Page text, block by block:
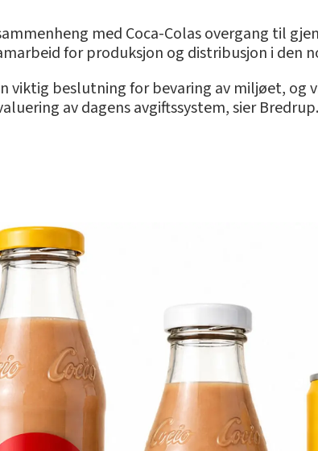
med Coca-Colas overgang til
for produksjon og distribusjon i den
viktig beslutning for bevaring av miljøet,
av dagens avgiftssystem, sier Bredrup.